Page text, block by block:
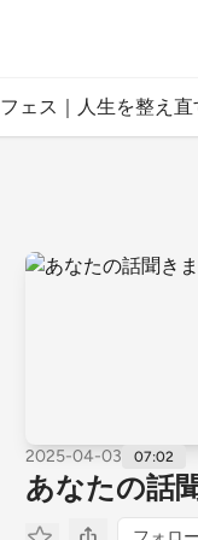
ェス｜人生を整え直
2025-04-03 07:02
あなたの話